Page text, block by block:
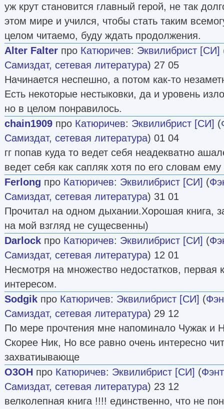
уж крут становится главный герой, не так
этом мире и учился, чтобы стать таким
целом читаемо, буду ждать продолжения.
Alter Falter про Катюричев: Эквилибрист [СИ]
Самиздат, сетевая литература) 27 05
Начинается неспешно, а потом как-то
Есть некоторые нестыковки, да и уровень
но в целом понравилось.
chain1909 про Катюричев: Эквилибрист [СИ] (
Самиздат, сетевая литература) 01 04
гг попав куда то ведет себя неадекватно
ведет себя как сапляк хотя по его словам
Ferlong про Катюричев: Эквилибрист [СИ] (
Самиздат, сетевая литература) 31 01
Прочитал на одном дыхании.Хорошая книга,
на мой взгляд не сущесвенны)
Darlock про Катюричев: Эквилибрист [СИ] (
Самиздат, сетевая литература) 12 01
Несмотря на множество недостатков, первая
интересом.
Sodgik про Катюричев: Эквилибрист [СИ] (
Самиздат, сетевая литература) 29 12
По мере прочтения мне напоминало Чужак и
Скорее Ник, Но все равно очень интересно
захватиывающе
O3OH про Катюричев: Эквилибрист [СИ] (
Самиздат, сетевая литература) 23 12
велколепная книга !!!! единственно, что не